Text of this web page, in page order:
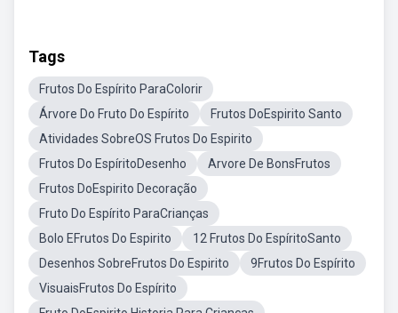
Tags
Frutos Do Espírito ParaColorir
Árvore Do Fruto Do Espírito
Frutos DoEspirito Santo
Atividades SobreOS Frutos Do Espirito
Frutos Do EspíritoDesenho
Arvore De BonsFrutos
Frutos DoEspirito Decoração
Fruto Do Espírito ParaCrianças
Bolo EFrutos Do Espirito
12 Frutos Do EspíritoSanto
Desenhos SobreFrutos Do Espirito
9Frutos Do Espírito
VisuaisFrutos Do Espírito